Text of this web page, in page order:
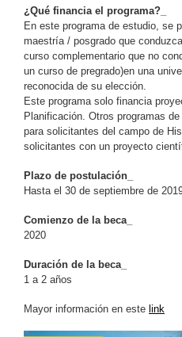
¿Qué financia el programa?_
En este programa de estudio, se
maestría / posgrado que
curso complementario que no
un curso de pregrado)en una
reconocida de su elección.
Este programa solo financia
Planificación. Otros programas
para solicitantes del campo de
solicitantes con un proyecto
Plazo de postulación_
Hasta el 30 de septiembre de
Comienzo de la beca_
2020
Duración de la beca_
1 a 2 años
Mayor información en este link